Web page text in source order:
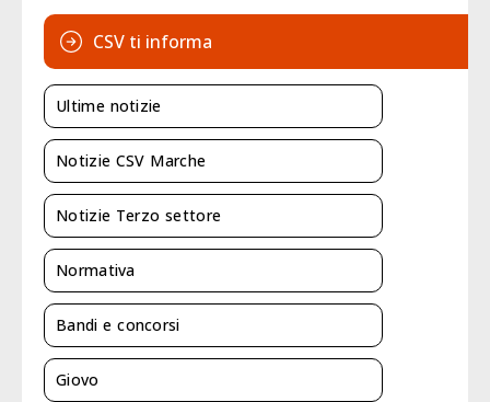
CSV ti informa
Ultime notizie
Notizie CSV Marche
Notizie Terzo settore
Normativa
Bandi e concorsi
Giovo